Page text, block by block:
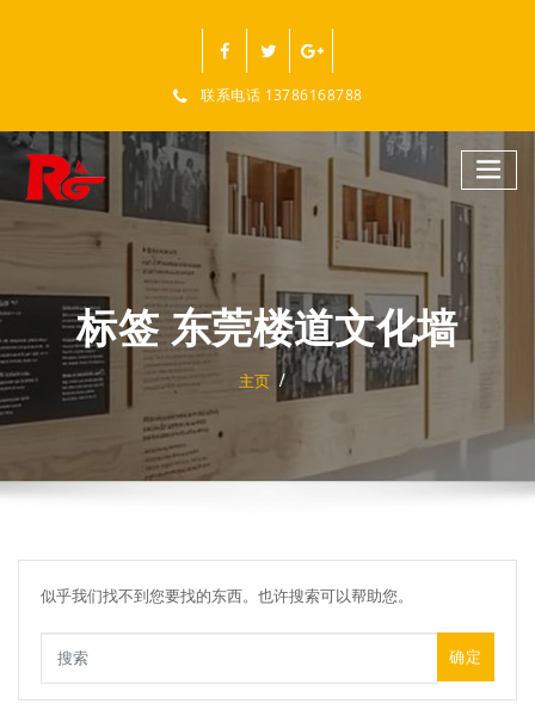
联系电话 13786168788
标签 东莞楼道文化墙
主页
似乎我们找不到您要找的东西。也许搜索可以帮助您。
确定